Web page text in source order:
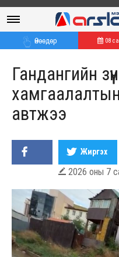
Өнөөдөр 08
Гандангийн
автжээ
Жиргэх
 2026 оны 7